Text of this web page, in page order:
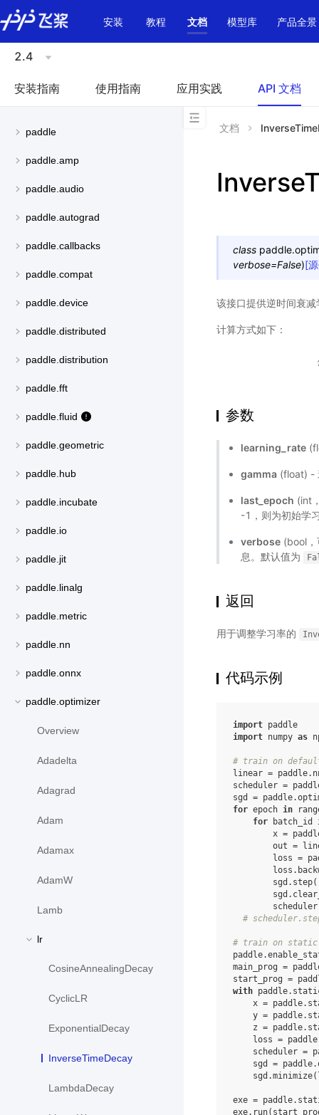
\u200E
安装
教程 文档 模型库 产品全景
2.4
安装指南 使用指南 应用实践 API 文档
paddle
paddle.amp
paddle.audio
paddle.autograd
paddle.callbacks
paddle.compat
paddle.device
paddle.distributed
paddle.distribution
paddle.fft
paddle.fluid
paddle.geometric
paddle.hub
paddle.incubate
paddle.io
paddle.jit
paddle.linalg
paddle.metric
paddle.nn
paddle.onnx
paddle.optimizer
Overview
Adadelta
Adagrad
Adam
Adamax
AdamW
Lamb
lr
CosineAnnealingDecay
CyclicLR
ExponentialDecay
InverseTimeDecay
LambdaDecay
文档
class
verbose=False)[
该接口提供逆时间衰
计算方式如下：
参数
learning_rate
gamma (float) -
last_epoch (int
-1，则为初始学
verbose (bool
息。默认值为
返回
用于调整学习率的
代码示例
import paddle
import numpy as
# train on default
linear = paddle.
scheduler =
sgd
= paddle.
for epoch in
for
batch_id
x =
out =
loss =
loss .
sgd . step
sgd .
scheduler
#
# train on static
paddle.
main_prog =
start_prog =
with paddle.
x = paddle.
y = paddle.
z = paddle.
loss = paddle
scheduler =
sgd
= paddle.
sgd .minimize(
exe = paddle.
exe. run(